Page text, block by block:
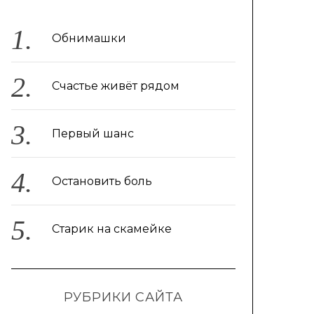
Обнимашки
Счастье живёт рядом
Первый шанс
Остановить боль
Старик на скамейке
РУБРИКИ САЙТА